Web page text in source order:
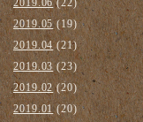
2019.05(19)
2019.04(21)
2019.03(23)
2019.02 (20)
2019.01(20)